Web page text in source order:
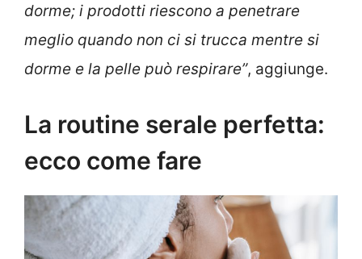
dorme; i prodotti riescono a penetrare
meglio quando non ci si trucca mentre si
dorme e la pelle può respirare”, aggiunge.
La routine serale perfetta:
ecco come fare